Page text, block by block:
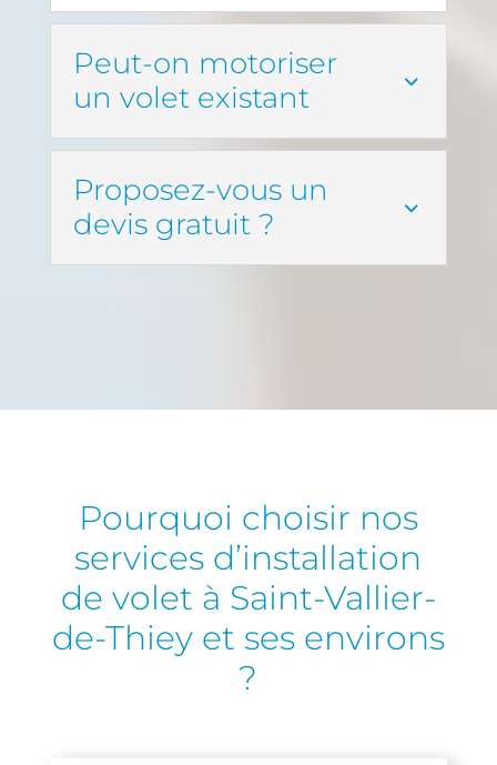
Peut-on motoriser
un volet existant
Proposez-vous un
devis gratuit ?
Pourquoi choisir nos
services d’installation
de volet à Saint-Vallier-
de-Thiey et ses environs
?